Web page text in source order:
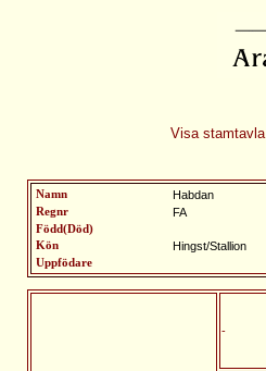
Visa stamtavla
Namn Habdan
Regnr
FA
Född(Död)
Kön
Hingst/Stallion
Uppfödare
-